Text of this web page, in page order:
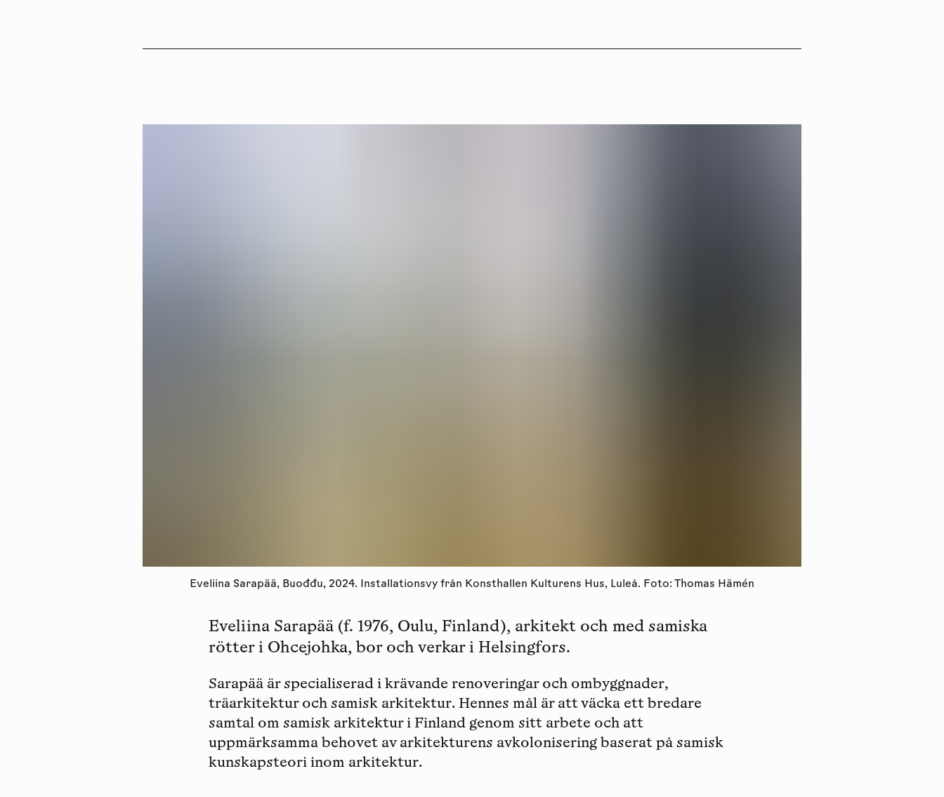
Eveliina Sarapää, Buođđu, 2024. Installationsvy från Konsthallen Kulturens Hus, Luleå. Foto: Thomas Hämén
Eveliina Sarapää (f. 1976, Oulu, Finland), arkitekt och med samiska
rötter i Ohcejohka, bor och verkar i Helsingfors.
Sarapää är specialiserad i krävande renoveringar och ombyggnader,
träarkitektur och samisk arkitektur. Hennes mål är att väcka ett bredare
samtal om samisk arkitektur i Finland genom sitt arbete och att
uppmärksamma behovet av arkitekturens avkolonisering baserat på samisk
kunskapsteori inom arkitektur.